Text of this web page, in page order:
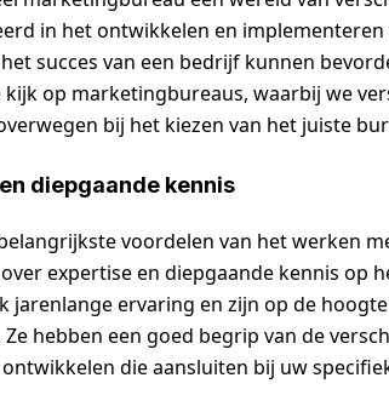
in het ontwikkelen en
succes van een bedrijf kunnen
kijk op marketingbureaus, waarbij we
bij het kiezen van het juiste
diepgaande kennis
voordelen van het werken
expertise en diepgaande kennis op
jarenlange ervaring en zijn op de
Ze hebben een goed begrip van de
die aansluiten bij uw